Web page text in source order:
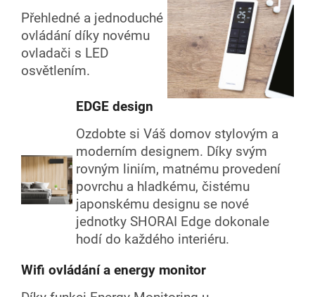
Přehledné a jednoduché
ovládání díky novému
ovladači s LED
osvětlením.
EDGE design
Ozdobte si Váš domov stylovým a
moderním designem. Díky svým
rovným liniím, matnému provedení
povrchu a hladkému, čistému
japonskému designu se nové
jednotky SHORAI Edge dokonale
hodí do každého interiéru.
Wifi ovládání a energy monitor